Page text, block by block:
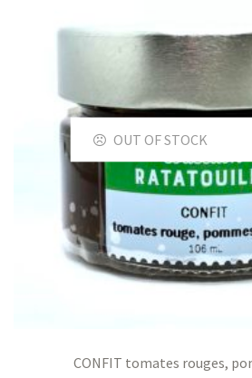
OUT OF STOCK
CONFIT tomates rouges,